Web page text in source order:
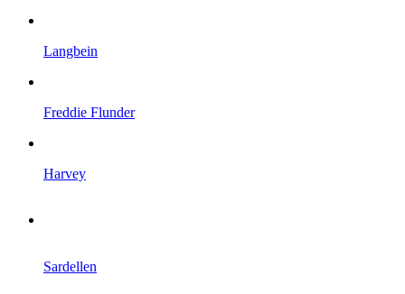
Langbein
Freddie Flunder
Harvey
Sardellen